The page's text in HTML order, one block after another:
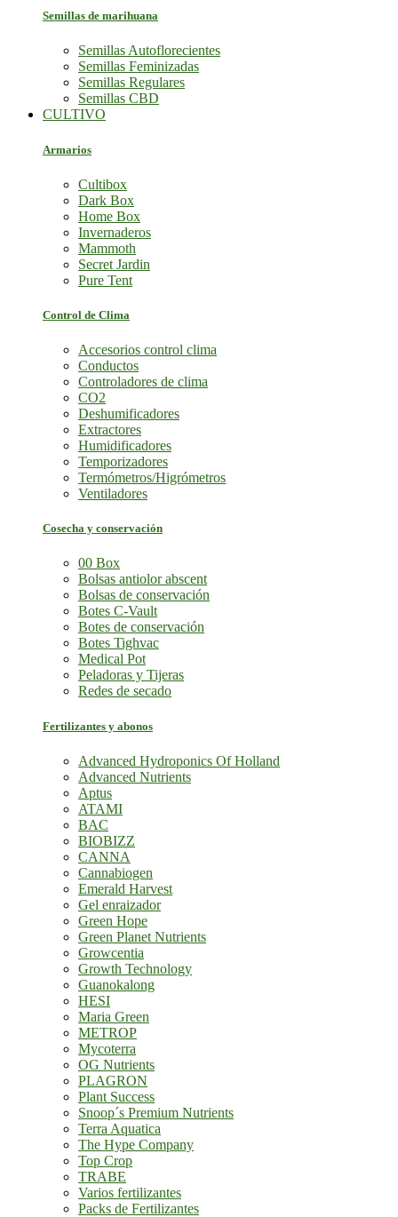
Semillas de marihuana
Semillas Autoflorecientes
Semillas Feminizadas
Semillas Regulares
Semillas CBD
CULTIVO
Armarios
Cultibox
Dark Box
Home Box
Invernaderos
Mammoth
Secret Jardin
Pure Tent
Control de Clima
Accesorios control clima
Conductos
Controladores de clima
CO2
Deshumificadores
Extractores
Humidificadores
Temporizadores
Termómetros/Higrómetros
Ventiladores
Cosecha y conservación
00 Box
Bolsas antiolor abscent
Bolsas de conservación
Botes C-Vault
Botes de conservación
Botes Tighvac
Medical Pot
Peladoras y Tijeras
Redes de secado
Fertilizantes y abonos
Advanced Hydroponics Of Holland
Advanced Nutrients
Aptus
ATAMI
BAC
BIOBIZZ
CANNA
Cannabiogen
Emerald Harvest
Gel enraizador
Green Hope
Green Planet Nutrients
Growcentia
Growth Technology
Guanokalong
HESI
Maria Green
METROP
Mycoterra
OG Nutrients
PLAGRON
Plant Success
Snoop´s Premium Nutrients
Terra Aquatica
The Hype Company
Top Crop
TRABE
Varios fertilizantes
Packs de Fertilizantes